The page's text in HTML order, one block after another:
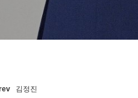
김정진